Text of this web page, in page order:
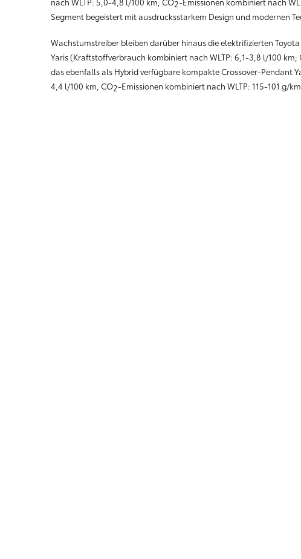
2
Segment begeistert mit ausdrucksstarkem Design und modernen
Wachstumstreiber bleiben darüber hinaus die elektrifizierten
Yaris (Kraftstoffverbrauch kombiniert nach WLTP: 6,1-3,8 l/100 km;
das ebenfalls als Hybrid verfügbare kompakte Crossover-Pendant
4,4 l/100 km, CO2-Emissionen kombiniert nach WLTP: 115-101 g/